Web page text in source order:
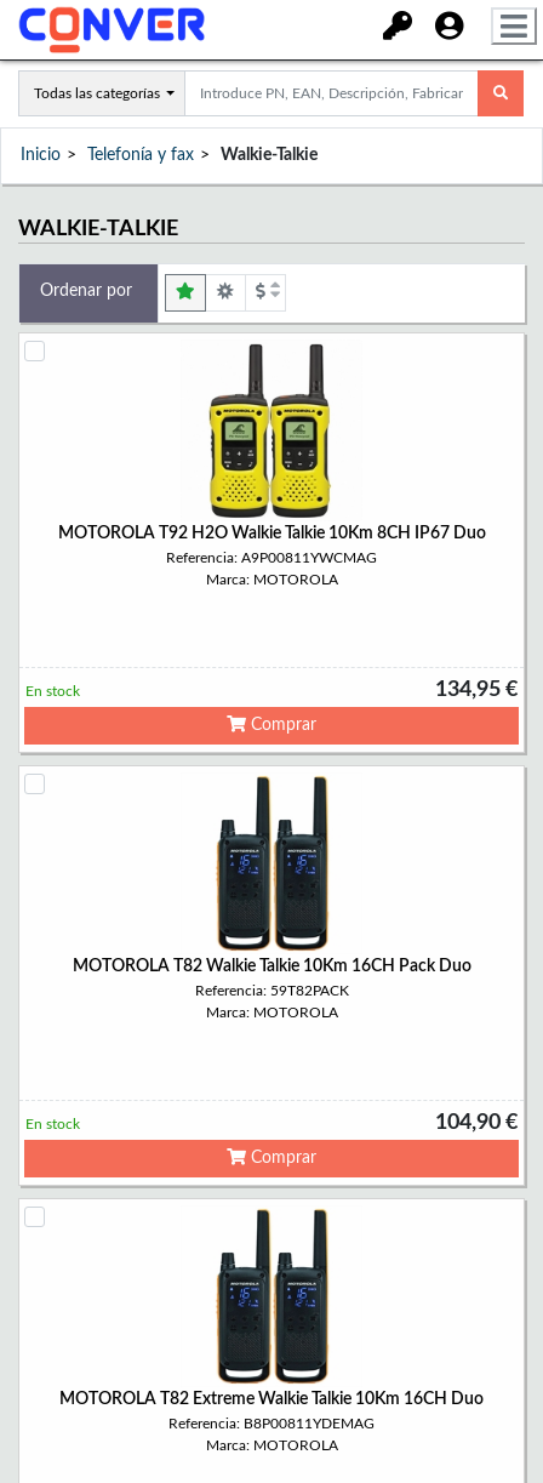
Todas las categorías
Inicio Telefonía y fax Walkie-Talkie
WALKIE-TALKIE
Ordenar por
MOTOROLA T92 H2O Walkie Talkie 10Km 8CH IP67 Duo
Referencia: A9P00811YWCMAG
Marca: MOTOROLA
134,95 €
En stock
Comprar
MOTOROLA T82 Walkie Talkie 10Km 16CH Pack Duo
Referencia: 59T82PACK
Marca: MOTOROLA
104,90 €
En stock
Comprar
MOTOROLA T82 Extreme Walkie Talkie 10Km 16CH Duo
Referencia: B8P00811YDEMAG
Marca: MOTOROLA